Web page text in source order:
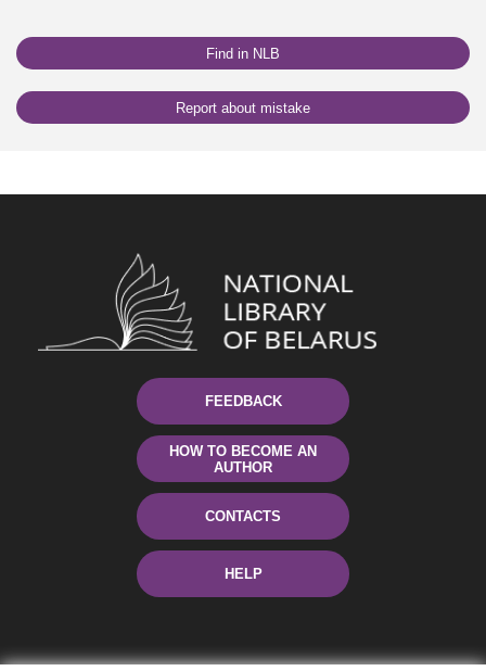
Find in NLB
Report about mistake
FEEDBACK
HOW TO BECOME AN
AUTHOR
CONTACTS
HELP